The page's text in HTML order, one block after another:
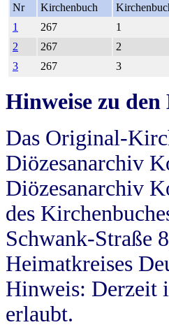
Nr
Kirchenbuch
1
267 1
2
267 2
3
267 3
Hinweise zu
Das Original-
Diözesanarchiv
Diözesanarchiv
des
Schwank-Straße
Heimatkreises
Hinweis: Derzeit
erlaubt.